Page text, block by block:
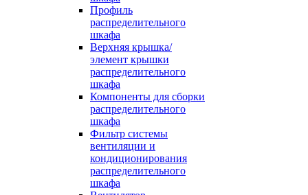
Профиль
распределительного
шкафа
Верхняя крышка/
элемент крышки
распределительного
шкафа
Компоненты для сборки
распределительного
шкафа
Фильтр системы
вентиляции и
кондиционирования
распределительного
шкафа